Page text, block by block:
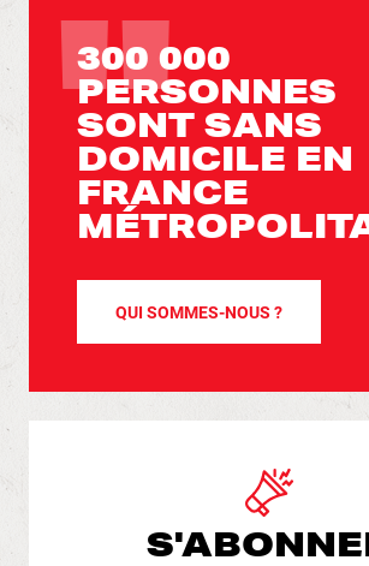
300 000
PERSONNES
SONT SANS
DOMICILE EN
FRANCE
QUI SOMMES-NOUS ?